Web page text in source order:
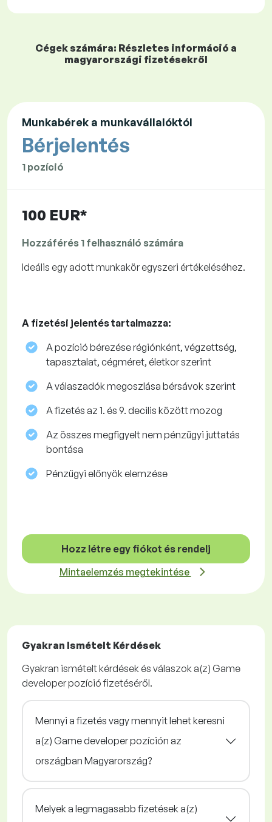
Cégek számára: Részletes információ a
magyarországi fizetésekről
Munkabérek a munkavállalóktól
Bérjelentés
1 pozíció
100 EUR*
Hozzáférés 1 felhasználó számára
Ideális egy adott munkakör egyszeri értékeléséhez.
A fizetési jelentés tartalmazza:
A pozíció bérezése régiónként, végzettség,
tapasztalat, cégméret, életkor szerint
A válaszadók megoszlása ​​bérsávok szerint
A fizetés az 1. és 9. decilis között mozog
Az összes megfigyelt nem pénzügyi juttatás
bontása
Pénzügyi előnyök elemzése
Hozz létre egy fiókot és rendelj
Mintaelemzés megtekintése
Gyakran Ismételt Kérdések
Gyakran ismételt kérdések és válaszok a(z) Game
developer pozíció fizetéséről.
Mennyi a fizetés vagy mennyit lehet keresni
a(z) Game developer pozíción az
országban Magyarország?
Melyek a legmagasabb fizetések a(z)